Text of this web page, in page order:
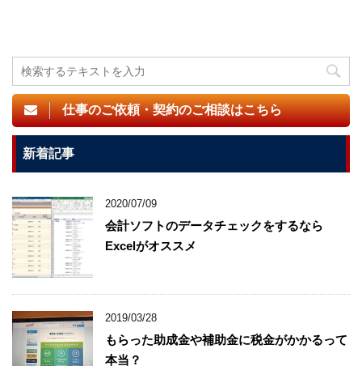
仕事のご依頼・契約のご相談はこちら
新着記事
2020/07/09
会計ソフトのデータチェックをするなら
Excelがオススメ
2019/03/28
もらった助成金や補助金に税金がかかるって
本当？